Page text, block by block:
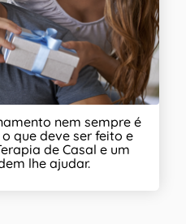
nem sempre é
que deve ser feito e
de Casal e um
lhe ajudar.